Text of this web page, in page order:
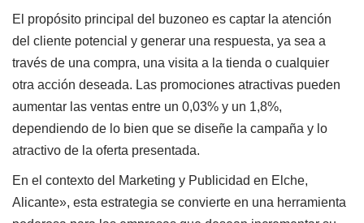
El propósito principal del buzoneo es captar la atención
del cliente potencial y generar una respuesta, ya sea a
través de una compra, una visita a la tienda o cualquier
otra acción deseada. Las promociones atractivas pueden
aumentar las ventas entre un 0,03% y un 1,8%,
dependiendo de lo bien que se diseñe la campaña y lo
atractivo de la oferta presentada.
En el contexto del Marketing y Publicidad en Elche,
Alicante», esta estrategia se convierte en una herramienta